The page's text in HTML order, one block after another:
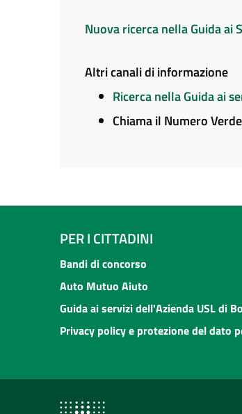
Nuova ricerca nella Guida ai
Altri canali di informazione
Ricerca nella Guida ai
Chiama il Numero
PER I CITTADINI
Bandi di concorso
Auto Mutuo Aiuto
Guida ai servizi dell'Azienda USL di
Privacy policy e protezione del dato